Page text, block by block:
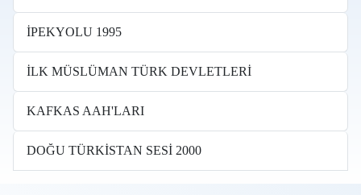
İPEKYOLU 1995
İLK MÜSLÜMAN TÜRK DEVLETLERİ
KAFKAS AAH'LARI
DOĞU TÜRKİSTAN SESİ 2000